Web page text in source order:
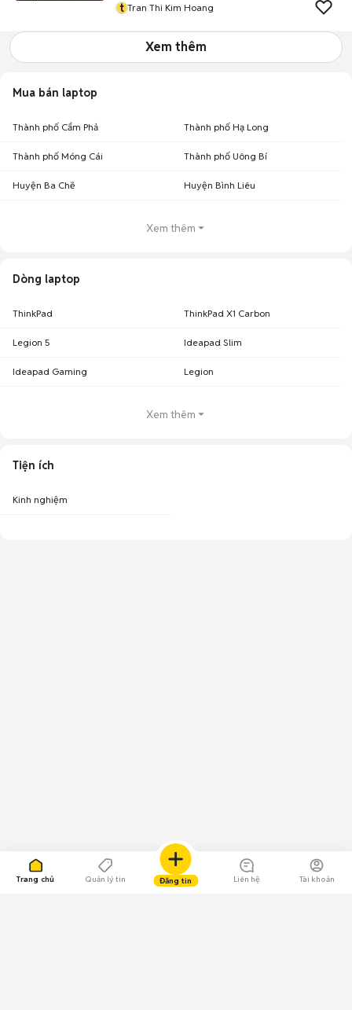
Trang chủ Quản lý tin Đăng tin Liên hệ Tài khoản
t Tran Thi Kim Hoang
Xem thêm
Mua bán laptop
Thành phố Cẩm Phả Thành phố Hạ Long
Thành phố Móng Cái Thành phố Uông Bí
Huyện Ba Chẽ Huyện Bình Liêu
Xem thêm
Dòng laptop
ThinkPad ThinkPad X1 Carbon
Legion 5 Ideapad Slim
Ideapad Gaming Legion
Xem thêm
Tiện ích
Kinh nghiệm